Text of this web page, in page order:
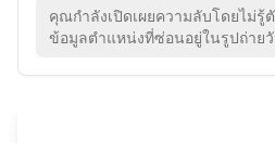
คุณกำลังเปิดเผยความลับโดยไม่รู้
ข้อมูลตำแหน่งที่ซ่อนอยู่ในรูปถ่าย